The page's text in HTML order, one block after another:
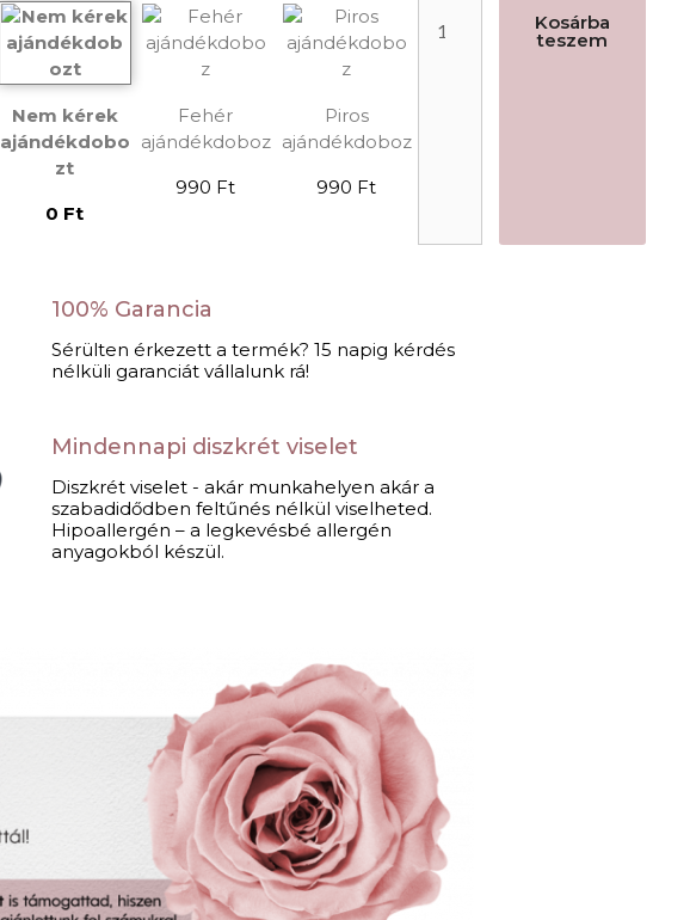
Nem kérek
ajándékdobo
zt
0 Ft
Fehér
ajándékdoboz
990 Ft
Piros
ajándékdoboz
990 Ft
Kosárba
teszem
100% Garancia
Sérülten érkezett a termék? 15 napig kérdés
nélküli garanciát vállalunk rá!
Mindennapi diszkrét viselet​
Diszkrét viselet - akár munkahelyen akár a
szabadidődben feltűnés nélkül viselheted.
Hipoallergén – a legkevésbé allergén
anyagokból készül.​